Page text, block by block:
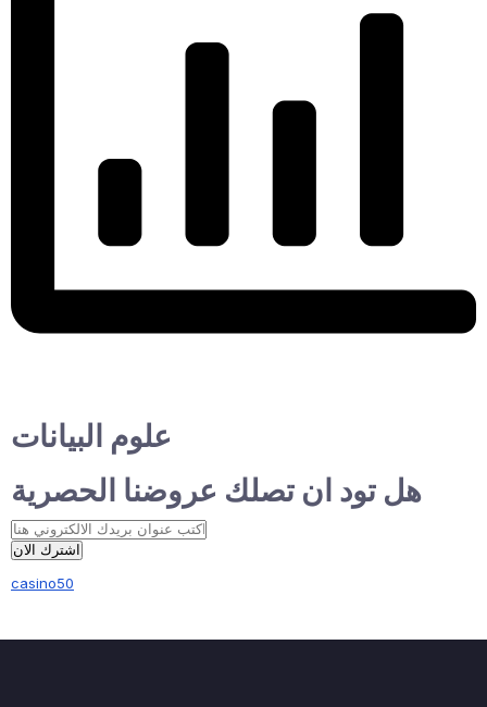
علوم البيانات
هل تود ان تصلك عروضنا الحصرية
اشترك الان
casino50